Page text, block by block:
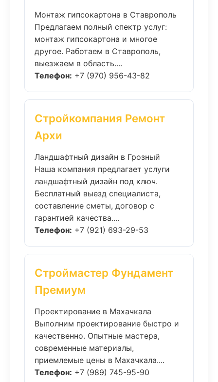
Монтаж гипсокартона в Ставрополь
Предлагаем полный спектр услуг:
монтаж гипсокартона и многое
другое. Работаем в Ставрополь,
выезжаем в область....
Телефон: +7 (970) 956-43-82
Стройкомпания Ремонт
Архи
Ландшафтный дизайн в Грозный
Наша компания предлагает услуги
ландшафтный дизайн под ключ.
Бесплатный выезд специалиста,
составление сметы, договор с
гарантией качества....
Телефон: +7 (921) 693-29-53
Строймастер Фундамент
Премиум
Проектирование в Махачкала
Выполним проектирование быстро и
качественно. Опытные мастера,
современные материалы,
приемлемые цены в Махачкала....
Телефон: +7 (989) 745-95-90